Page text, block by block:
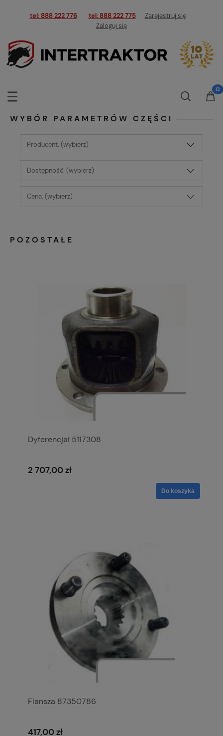
tel: 888 222 776 tel: 888 222 775
Zarejestruj się
Zaloguj się
WYBÓR PARAMETRÓW CZĘŚCI
Producent: (wybierz)
Dostępność: (wybierz)
Cena: (wybierz)
POZOSTAŁE
Dyferencjał 5117308
2 707,00 zł
Do koszyka
Flansza 87350786
417,00 zł